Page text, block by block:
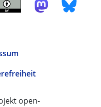
open-